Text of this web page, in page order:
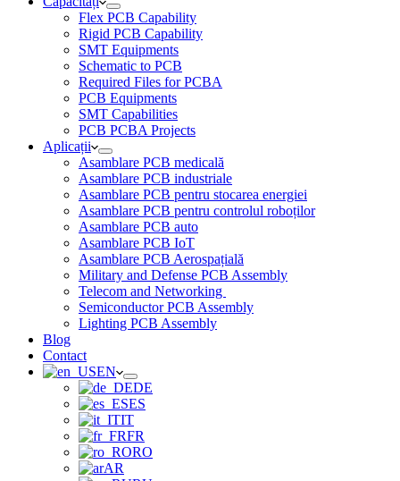
Flex PCB Capability
Rigid PCB Capability
SMT Equipments
Schematic to PCB
Required Files for PCBA
PCB Equipments
SMT Capabilities
PCB PCBA Projects
Aplicații
Asamblare PCB medicală
Asamblare PCB industriale
Asamblare PCB pentru stocarea energiei
Asamblare PCB pentru controlul roboților
Asamblare PCB auto
Asamblare PCB IoT
Asamblare PCB Aerospațială
Military and Defense PCB Assembly
Telecom and Networking
Semiconductor PCB Assembly
Lighting PCB Assembly
Blog
Contact
EN
DE
ES
IT
FR
RO
AR